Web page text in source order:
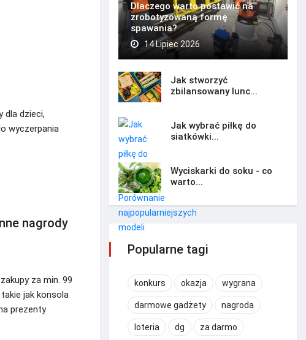
dla dzieci,
wyczerpania
nagrody
za min. 99
jak konsola
prezenty
Dlaczego warto postawić na
zrobotyzowaną formę
spawania?
14 Lipiec 2026
Jak stworzyć
zbilansowany lunc...
Jak wybrać piłkę do
siatkówki...
Wyciskarki do soku - co
warto...
Popularne tagi
konkurs okazja wygrana
darmowe gadżety nagroda
loteria dg za darmo